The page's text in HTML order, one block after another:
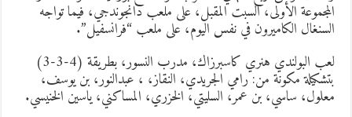
الأولى، السبت المقبل، على ملعب دانجوندجي، فيما تواجه
الكاميرون في نفس اليوم، على ملعب “فرانسفيل”.
لعب البولندي هنري كاسبرزاك، مدرب النسور، بطريقة (4-3-3)
مكونة من: رامي الجريدي، النقاز، ، عبدالنور، بن يوسف،
ساسي، بن عمر، السليتي، الخزري، المساكني، ياسين الخنيسي.